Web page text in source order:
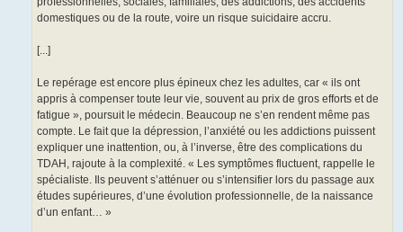
domestiques ou de la route, voire un risque suicidaire accru.
[...]
Le repérage est encore plus épineux chez les adultes, car « ils ont
appris à compenser toute leur vie, souvent au prix de gros efforts et de
fatigue », poursuit le médecin. Beaucoup ne s’en rendent même pas
compte. Le fait que la dépression, l’anxiété ou les addictions puissent
expliquer une inattention, ou, à l’inverse, être des complications du
TDAH, rajoute à la complexité. « Les symptômes fluctuent, rappelle le
spécialiste. Ils peuvent s’atténuer ou s’intensifier lors du passage aux
études supérieures, d’une évolution professionnelle, de la naissance
d’un enfant… »